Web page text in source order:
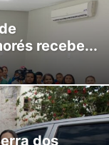
POLÍTICA
ROUBO
SOCIAL TRAFICO
VEÍCULO CLONADO
recebe...
dos